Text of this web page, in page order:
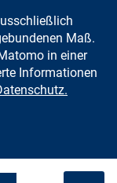
springen
Maß.
in einer
Informationen